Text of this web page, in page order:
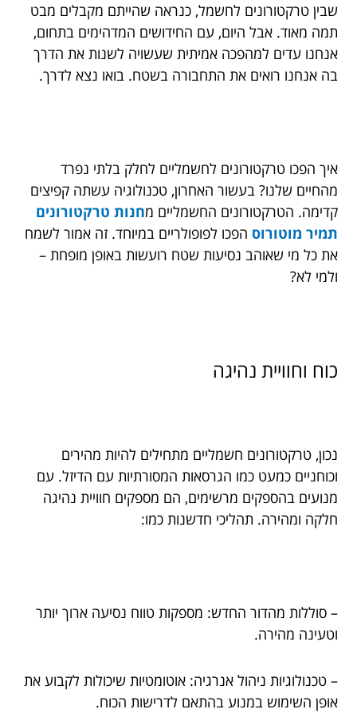
שבין טרקטורונים לחשמל, כנראה שהייתם מקבלים מבט
תמה מאוד. אבל היום, עם החידושים המדהימים בתחום,
אנחנו עדים למהפכה אמיתית שעשויה לשנות את הדרך
בה אנחנו רואים את התחבורה בשטח. בואו נצא לדרך.
איך הפכו טרקטורונים לחשמליים לחלק בלתי נפרד
מהחיים שלנו? בעשור האחרון, טכנולוגיה עשתה קפיצים
קדימה. הטרקטורונים החשמליים מחנות טרקטורונים
תמיר מוטורוס הפכו לפופולריים במיוחד. זה אמור לשמח
את כל מי שאוהב נסיעות שטח רועשות באופן מופחת –
ולמי לא?
כוח וחוויית נהיגה
נכון, טרקטורונים חשמליים מתחילים להיות מהירים
וכוחניים כמעט כמו הגרסאות המסורתיות עם הדיזל. עם
מנועים בהספקים מרשימים, הם מספקים חוויית נהיגה
חלקה ומהירה. תהליכי חדשנות כמו:
– סוללות מהדור החדש: מספקות טווח נסיעה ארוך יותר
וטעינה מהירה.
– טכנולוגיות ניהול אנרגיה: אוטומטיות שיכולות לקבוע את
אופן השימוש במנוע בהתאם לדרישות הכוח.